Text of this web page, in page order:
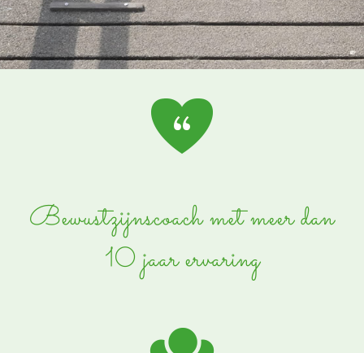
Bewustzijnscoach met meer dan
10 jaar ervaring